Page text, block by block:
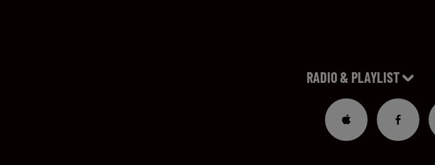
RADIO & PLAYLIST